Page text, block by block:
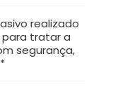
realizado
para tratar a
segurança,